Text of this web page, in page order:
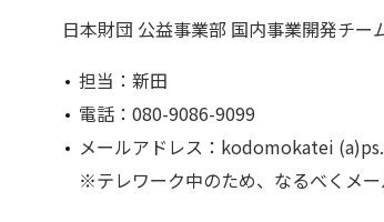
日本財団 公益事業部 国内事業開発チー
担当：新田
電話：080-9086-9099
メールアドレス：kodomokatei
※テレワーク中のため、なるべくメー